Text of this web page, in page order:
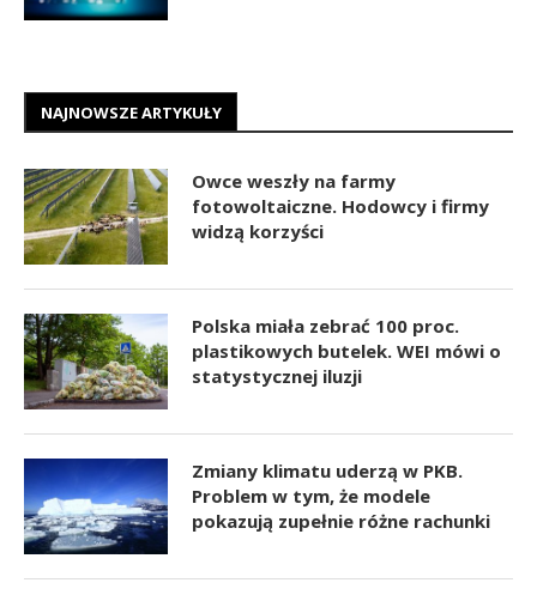
NAJNOWSZE ARTYKUŁY
Owce weszły na farmy
fotowoltaiczne. Hodowcy i firmy
widzą korzyści
Polska miała zebrać 100 proc.
plastikowych butelek. WEI mówi o
statystycznej iluzji
Zmiany klimatu uderzą w PKB.
Problem w tym, że modele
pokazują zupełnie różne rachunki